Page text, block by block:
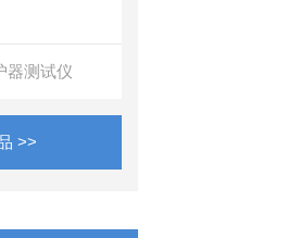
器测试仪
>>